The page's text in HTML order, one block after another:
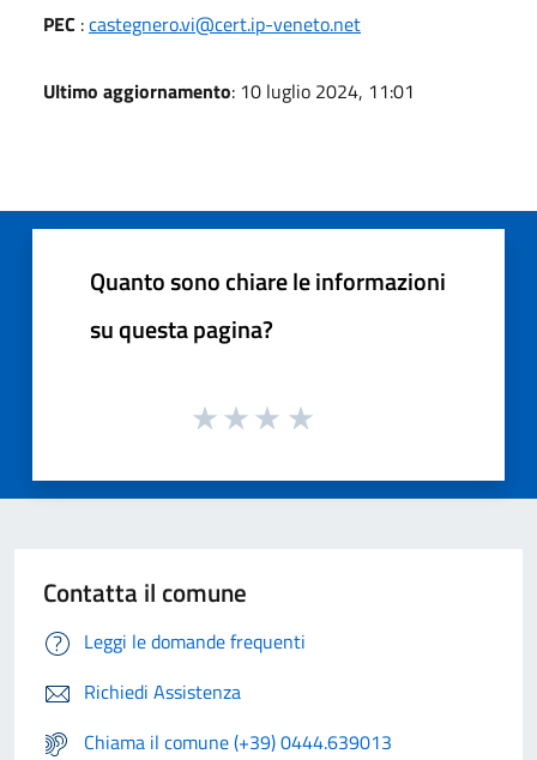
PEC :castegnero.vi@cert.ip-veneto.net
Ultimo aggiornamento: 10 luglio 2024, 11:01
Quanto sono chiare le informazioni
su questa pagina?
Contatta il comune
Leggi le domande frequenti
Richiedi Assistenza
Chiama il comune (+39) 0444.639013